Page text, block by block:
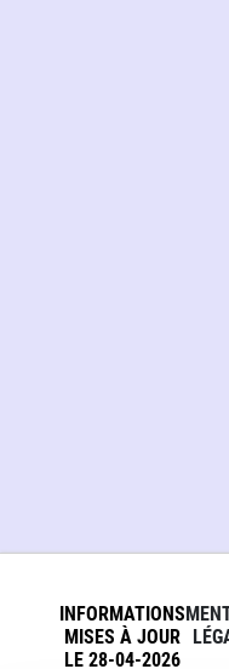
INFORMATIONS
MISES À JOUR
LE 28-04-2026